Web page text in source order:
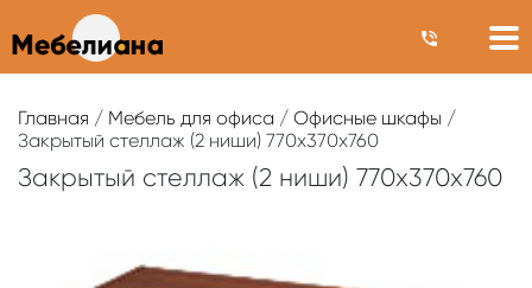
Главная / Мебель для офиса / Офисные шкафы /
Закрытый стеллаж (2 ниши) 770х370х760
Закрытый стеллаж (2 ниши) 770х370х760